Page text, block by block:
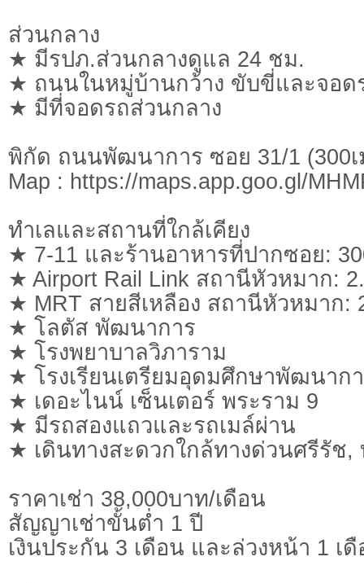
ส่วนกลาง
★ มีรปภ.ส่วนกลางดูแล 24 ชม.
★ ถนนในหมู่บ้านกว้าง ขับขี่และจอด
★ มีที่จอดรถส่วนกลาง
พิกัด ถนนพัฒนาการ ซอย 31/1 (300
Map : https://maps.app.goo.gl/
ทำเลและสถานที่ใกล้เคียง
★ 7-11 และร้านอาหารที่ปากซอย:
★ Airport Rail Link สถานีหัวหมาก:
★ MRT สายสีเหลือง สถานีหัวหมาก:
★ โลตัส พัฒนาการ
★ โรงพยาบาลวิภาราม
★ โรงเรียนเตรียมอุดมศึกษาพัฒนาก
★ เดอะไนน์ เซ็นเตอร์ พระราม 9
★ มีรถสองแถวและรถเมล์ผ่าน
★ เดินทางสะดวกใกล้ทางด่วนศรีรัช,
ราคาเช่า 38,000บาท/เดือน
สัญญาเช่าขั้นต่ำ 1 ปี
เงินประกัน 3 เดือน และล่วงหน้า 1 เ